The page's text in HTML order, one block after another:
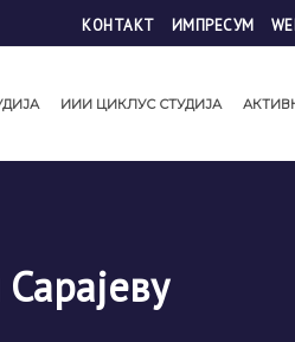
КОНТАКТ ИМПРЕСУМ
ИИИ ЦИКЛУС СТУДИЈА